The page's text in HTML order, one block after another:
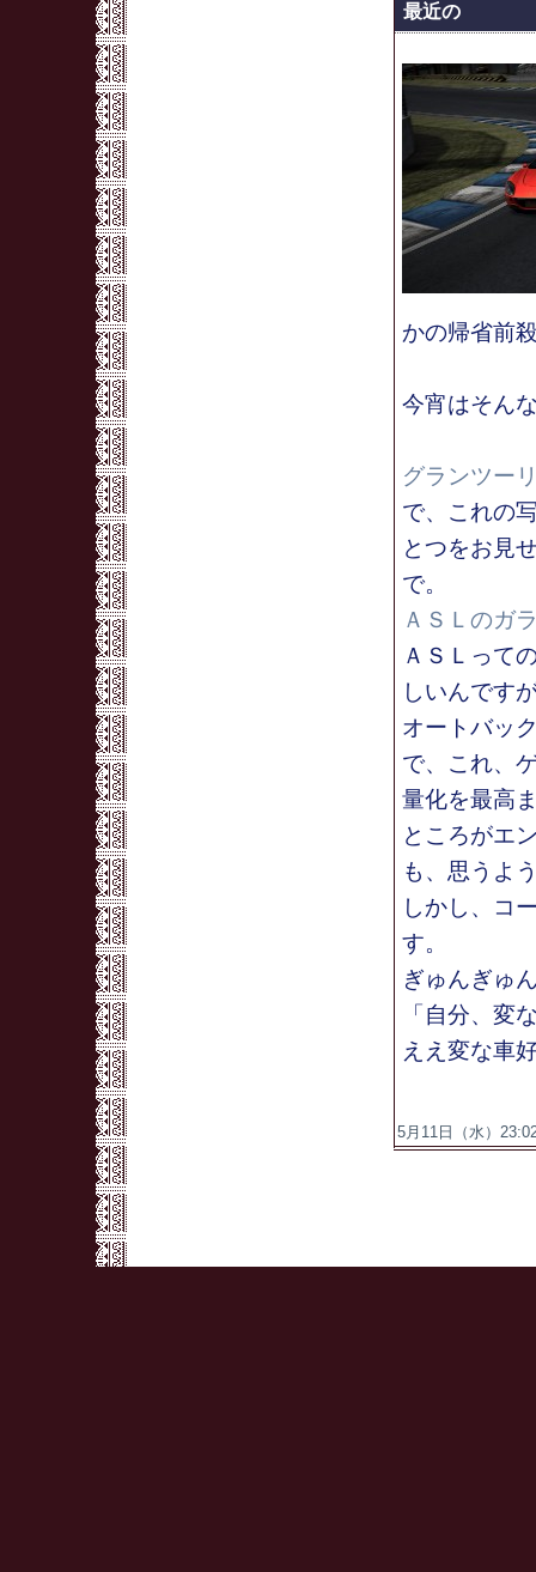
最近の
かの帰省前
今宵はそん
グランツー
で、これの
とつをお見
で。
ＡＳＬのガ
ＡＳＬって
しいんです
オートバッ
で、これ、
量化を最高
ところがエ
も、思うよ
しかし、コ
す。
ぎゅんぎゅ
「自分、
ええ変な車
5月11日（水）